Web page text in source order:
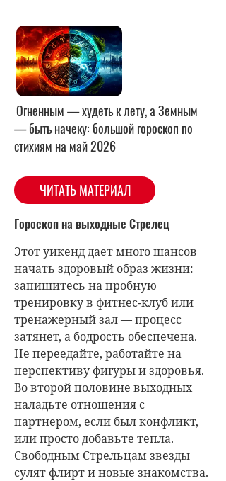
Огненным — худеть к лету, а Земным
— быть начеку: большой гороскоп по
стихиям на май 2026
ЧИТАТЬ МАТЕРИАЛ
Гороскоп на выходные Стрелец
Этот уикенд дает много шансов
начать здоровый образ жизни:
запишитесь на пробную
тренировку в фитнес-клуб или
тренажерный зал — процесс
затянет, а бодрость обеспечена.
Не переедайте, работайте на
перспективу фигуры и здоровья.
Во второй половине выходных
наладьте отношения с
партнером, если был конфликт,
или просто добавьте тепла.
Свободным Стрельцам звезды
сулят флирт и новые знакомства.